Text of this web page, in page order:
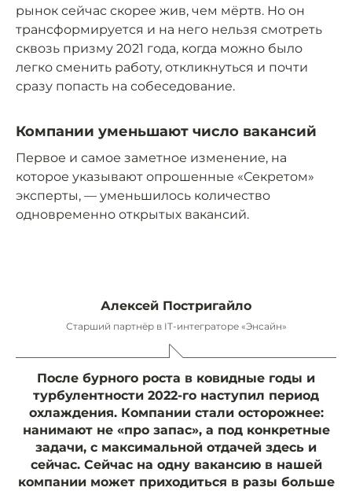
рынок сейчас скорее жив, чем мёртв. Но он
трансформируется и на него нельзя смотреть
сквозь призму 2021 года, когда можно было
легко сменить работу, откликнуться и почти
сразу попасть на собеседование.
Компании уменьшают число вакансий
Первое и самое заметное изменение, на
которое указывают опрошенные «Секретом»
эксперты, — уменьшилось количество
одновременно открытых вакансий.
Алексей Постригайло
Старший партнёр в IT-интеграторе «Энсайн»
После бурного роста в ковидные годы и
турбулентности 2022-го наступил период
охлаждения. Компании стали осторожнее:
нанимают не «про запас», а под конкретные
задачи, с максимальной отдачей здесь и
сейчас. Сейчас на одну вакансию в нашей
компании может приходиться в разы больше